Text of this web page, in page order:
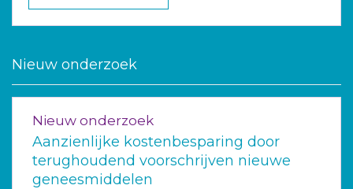
Nieuw onderzoek
Nieuw onderzoek
Aanzienlijke kostenbesparing door
terughoudend voorschrijven nieuwe
geneesmiddelen